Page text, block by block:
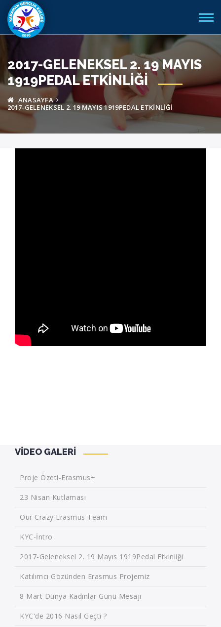
2017-GELENEKSEL 2. 19 MAYIS
1919PEDAL ETKINLIĞI
ANASAYFA
2017-GELENEKSEL 2. 19 MAYIS 1919PEDAL ETKINLIĞI
VIDEO GALERI
Proje Özeti-Erasmus+
23 Nisan Kutlaması
Our Crazy Erasmus Team
KYC-İntro
2017-Geleneksel 2. 19 Mayıs 1919Pedal Etkinliği
Katılımcı Gözünden Erasmus Projemiz
8 Mart Dünya Kadınlar Günü Mesajı
KYC'de 2016 Nasıl Geçti ?